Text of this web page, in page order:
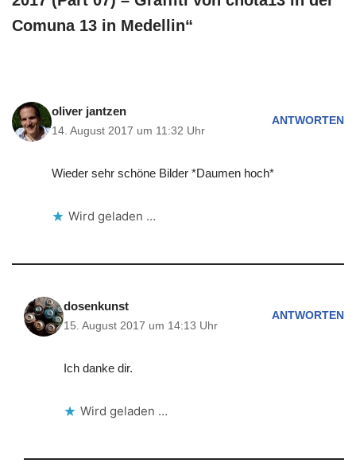
Comuna 13 in Medellin“
oliver jantzen
14. August 2017 um 11:32 Uhr
ANTWORTEN
Wieder sehr schöne Bilder *Daumen hoch*
Wird geladen …
dosenkunst
15. August 2017 um 14:13 Uhr
ANTWORTEN
Ich danke dir.
Wird geladen …